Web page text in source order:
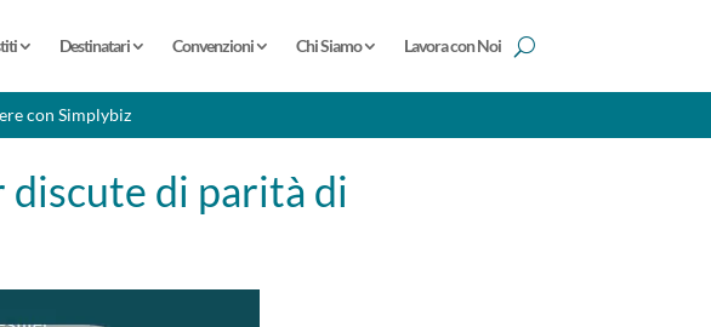
Destinatari Convenzioni Chi Siamo Lavora con Noi
con Simplybiz
di parità di